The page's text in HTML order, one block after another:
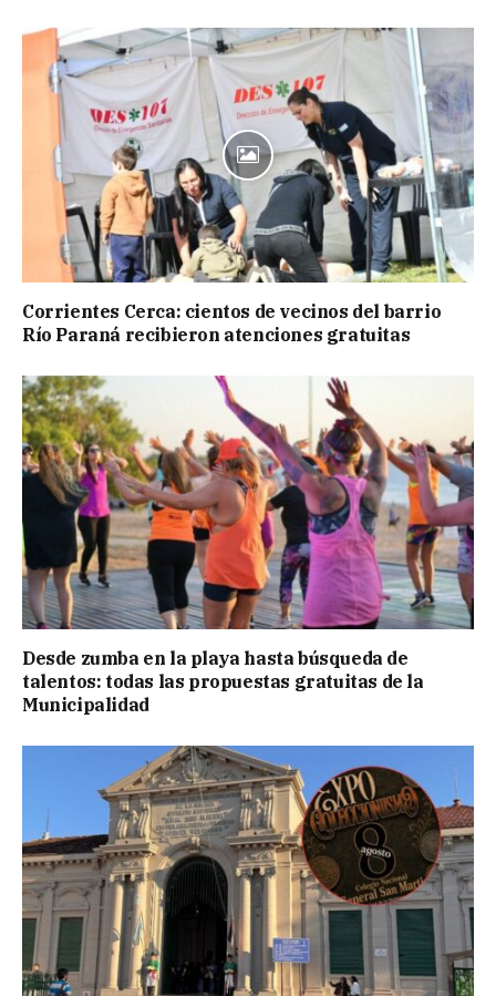
Corrientes Cerca: cientos de vecinos del barrio
Río Paraná recibieron atenciones gratuitas
Desde zumba en la playa hasta búsqueda de
talentos: todas las propuestas gratuitas de la
Municipalidad